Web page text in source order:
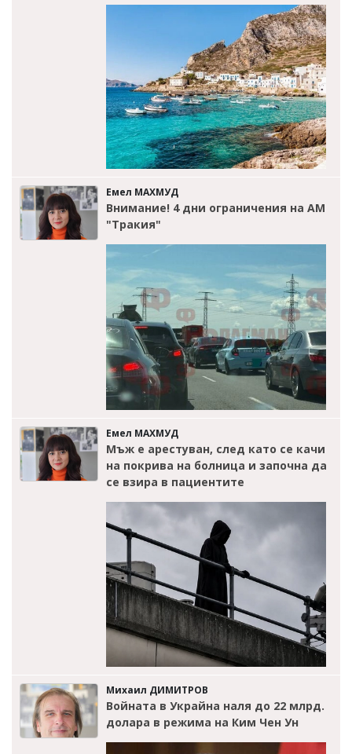
Емел МАХМУД
Внимание! 4 дни ограничения на АМ
"Тракия"
Емел МАХМУД
Мъж е арестуван, след като се качи
на покрива на болница и започна да
се взира в пациентите
Михаил ДИМИТРОВ
Войната в Украйна наля до 22 млрд.
долара в режима на Ким Чен Ун